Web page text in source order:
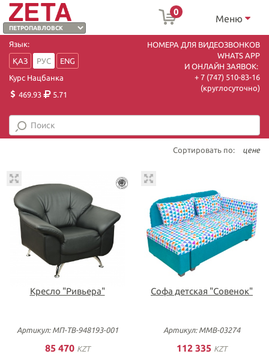
0
Меню
Язык:
ҚАЗ
РУС
ENG
Курс Нацбанка
469.93
5.71
НОМЕРА ДЛЯ ВИДЕОЗВОНКОВ
WHATS APP
И ОНЛАЙН ЗАЯВОК:
+ 7 (747) 510-83-16
(круглосуточно)
Сортировать по: цене
Кресло "Ривьера"
Артикул: МП-ТВ-948193-001
85 470 KZT
Софа детская "Совенок"
Артикул: ММВ-03274
112 335 KZT